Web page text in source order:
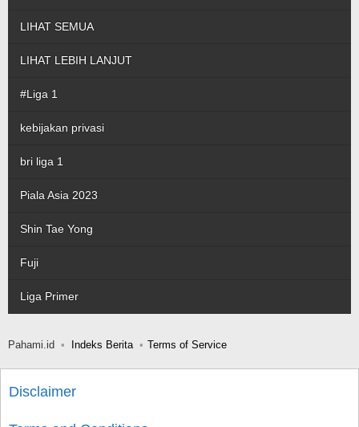
LIHAT SEMUA
LIHAT LEBIH LANJUT
#Liga 1
kebijakan privasi
bri liga 1
Piala Asia 2023
Shin Tae Yong
Fuji
Liga Primer
Pahami.id Indeks Berita Terms of Service
Disclaimer